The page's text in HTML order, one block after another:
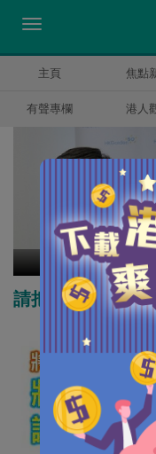
主頁 焦點
有聲專欄 港人
林奮強
請把排外心 放箱